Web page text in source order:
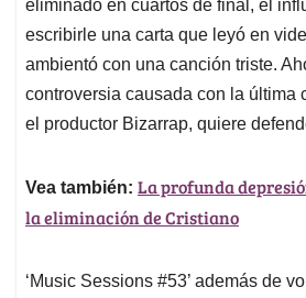
eliminado en cuartos de final, el
escribirle una carta que leyó en
ambientó con una canción triste.
controversia causada con la última
el productor Bizarrap, quiere
Vea también: La profunda
la eliminación de Cristiano
‘Music Sessions #53’ además de